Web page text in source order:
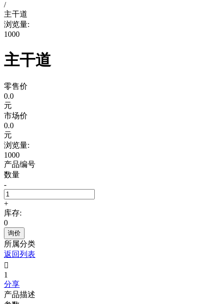
/
主干道
浏览量:
1000
主干道
零售价
0.0
元
市场价
0.0
元
浏览量:
1000
产品编号
数量
-
+
库存:
0
询价
所属分类
返回列表

1
分享
产品描述